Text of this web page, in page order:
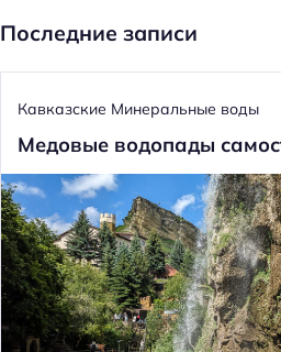
Последние записи
Кавказские Минеральные воды
Медовые водопады